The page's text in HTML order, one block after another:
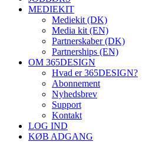
MEDIEKIT
Mediekit (DK)
Media kit (EN)
Partnerskaber (DK)
Partnerships (EN)
OM 365DESIGN
Hvad er 365DESIGN?
Abonnement
Nyhedsbrev
Support
Kontakt
LOG IND
KØB ADGANG